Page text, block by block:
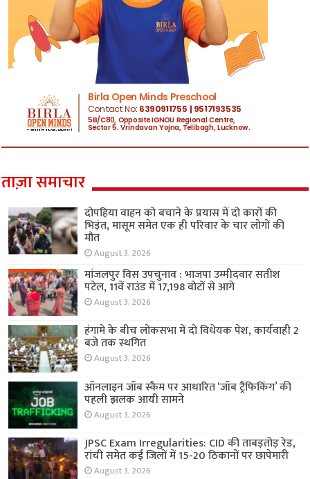
ताज़ा समाचार
दोपहिया वाहन को बचाने के प्रयास में दो कारों की
भिड़ंत, मासूम समेत एक ही परिवार के चार लोगों की
मौत
August 3, 2026
मांजलपुर विस उपचुनाव : भाजपा उम्मीदवार सतीश
पटेल, 11वें राउंड में 17,198 वोटों से आगे
August 3, 2026
हंगामे के बीच लोकसभा में दो विधेयक पेश, कार्यवाही 2
बजे तक स्थगित
August 3, 2026
ऑनलाइन जॉब स्कैम पर आधारित ‘जॉब ट्रैफिकिंग’ की
पहली झलक आयी सामने
August 3, 2026
JPSC Exam Irregularities: CID की ताबड़तोड़ रेड,
रांची समेत कई जिलों में 15-20 ठिकानों पर छापेमारी
August 3, 2026